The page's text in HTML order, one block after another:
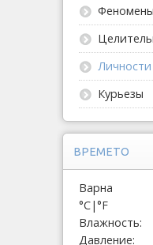
Феномены
Личности
Курьезы
ВРЕМЕТО
Варна
°C|°F
Влажность:
Давление: